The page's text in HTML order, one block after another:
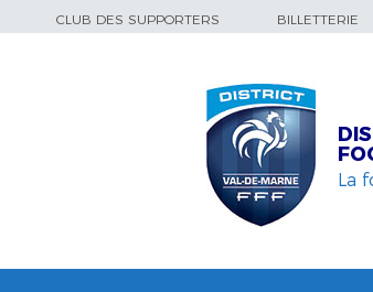
CLUB DES SUPPORTERS BILLETTERIE
La